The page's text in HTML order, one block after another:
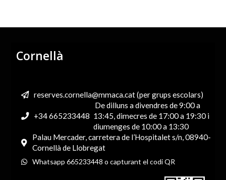
Cornellà
reserves.cornella@mmaca.cat (per grups escolars)
+34 665233448
De dilluns a divendres de 9:00 a
13:45, dimecres de 17:00 a 19:30 i
diumenges de 10:00 a 13:30
Palau Mercader, carretera de l’Hospitalet s/n, 08940-
Cornellà de Llobregat
Whatsapp 665233448 o capturant el codi QR